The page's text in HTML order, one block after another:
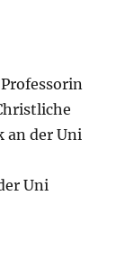
an der Uni
Uni